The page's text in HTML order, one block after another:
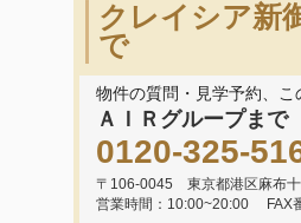
クレイシア新
で
物件の質問・見学予約、
ＡＩＲグループまで
0120-325-
〒106-0045 東京都港区麻布
営業時間：10:00~20:00
FAX